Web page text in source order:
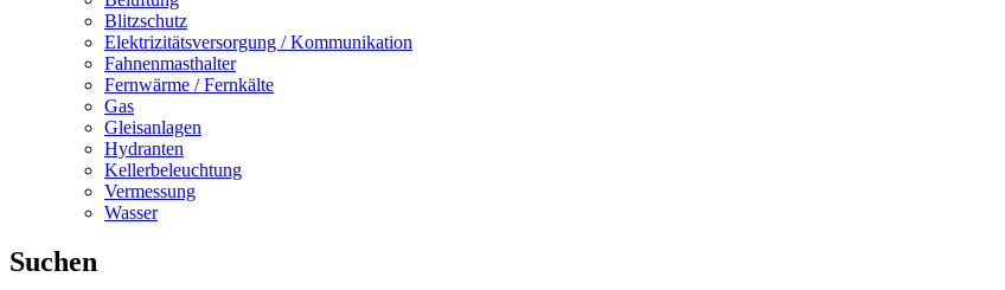
Blitzschutz
Elektrizitätsversorgung / Kommunikation
Fahnenmasthalter
Fernwärme / Fernkälte
Gas
Gleisanlagen
Hydranten
Kellerbeleuchtung
Vermessung
Wasser
Suchen